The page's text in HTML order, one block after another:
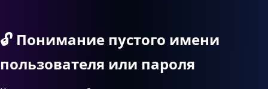
🔓 Понимание пустого имени
пользователя или пароля